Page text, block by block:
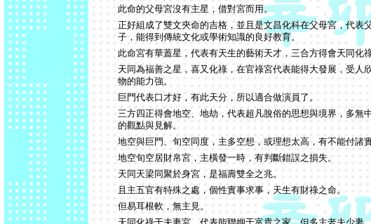
此命的父母宮沒有主星，借對宮而用。
正好組成了雙文夾命的吉格，並且是文昌化科在父母宮，代表
子，能得到傳統文化或學術知識的良好教育。
此命宮有華蓋星，代表有天生的藝術天才，三合方得會天同化
天同為福善之星，喜又化祿，在官祿宮代表能得大發展，受人
物的能力強。
巨門代表口才好，有此天分，所以適合做演員了。
三方四正得會地空、地劫，代表超凡脫俗的思想與境界，多無
的觀點與見解。
地空與巨門、旬空同度，主多空想，或理想太高，有不能付諸
地空旬空居財帛宮，主橫發一時，有判斷錯誤之損失。
天同天梁同聚於身宮，是福壽雙全之兆。
且主五官有特殊之處，個性實事求事，天生有財祿之命。
但易耳根軟，無主見。